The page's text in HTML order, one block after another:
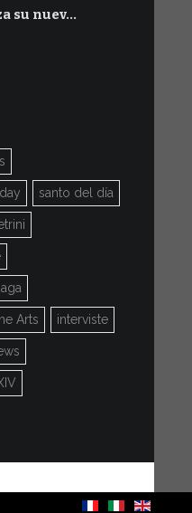
su nuev…
santo del día
Arts interviste